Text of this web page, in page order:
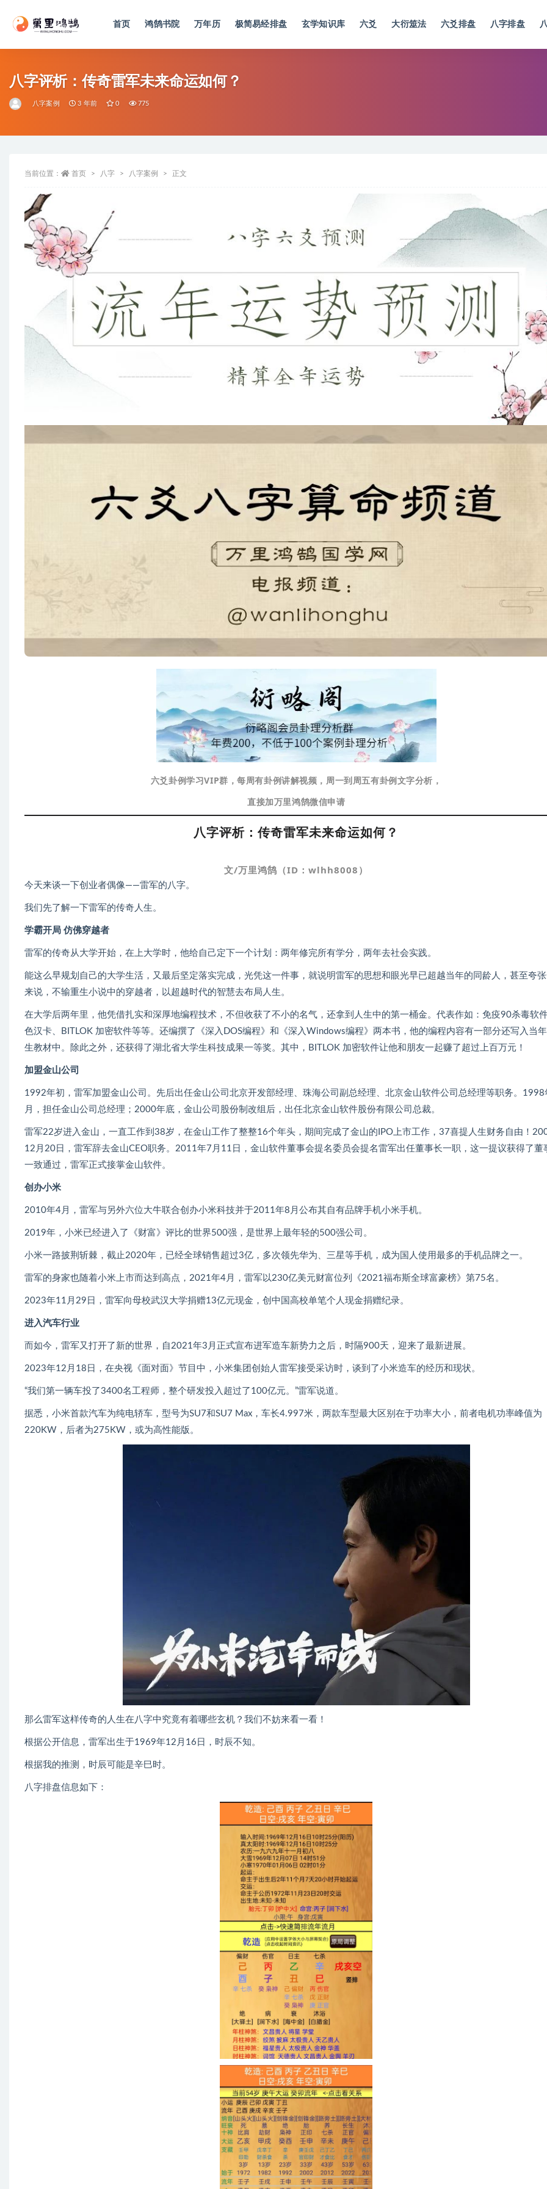
首页 鸿鹄书院 万年历 极简易经排盘 玄学知识库 六爻 大衍筮法 六爻排盘 八字排盘
八字评析：传奇雷军未来命运如何？
八字案例 3 年前 0 775
当前位置： 首页 八字 八字案例 正文
六爻卦例学习VIP群，每周有卦例讲解视频，周一到周五有卦例文字分析，
直接加万里鸿鹄微信申请
八字评析：传奇雷军未来命运如何？
文/万里鸿鹄（ID：wlhh8008）
今天来谈一下创业者偶像——雷军的八字。
我们先了解一下雷军的传奇人生。
学霸开局 仿佛穿越者
雷军的传奇从大学开始，在上大学时，他给自己定下一个计划：两年修完所有学分，两年去社会实践。
能这么早规划自己的大学生活，又最后坚定落实完成，光凭这一件事，就说明雷军的思想和眼光早已超越当年的同龄人，甚至夸
来说，不输重生小说中的穿越者，以超越时代的智慧去布局人生。
在大学后两年里，他凭借扎实和深厚地编程技术，不但收获了不小的名气，还拿到人生中的第一桶金。代表作如：免疫90杀毒软
色汉卡、BITLOK 加密软件等等。还编撰了《深入DOS编程》和《深入Windows编程》两本书，他的编程内容有一部分还写入当
生教材中。除此之外，还获得了湖北省大学生科技成果一等奖。其中，BITLOK 加密软件让他和朋友一起赚了超过上百万元！
加盟金山公司
1992年初，雷军加盟金山公司。先后出任金山公司北京开发部经理、珠海公司副总经理、北京金山软件公司总经理等职务。1998
月，担任金山公司总经理；2000年底，金山公司股份制改组后，出任北京金山软件股份有限公司总裁。
雷军22岁进入金山，一直工作到38岁，在金山工作了整整16个年头，期间完成了金山的IPO上市工作，37喜提人生财务自由！
12月20日，雷军辞去金山CEO职务。2011年7月11日，金山软件董事会提名委员会提名雷军出任董事长一职，这一提议获得了董
一致通过，雷军正式接掌金山软件。
创办小米
2010年4月，雷军与另外六位大牛联合创办小米科技并于2011年8月公布其自有品牌手机小米手机。
2019年，小米已经进入了《财富》评比的世界500强，是世界上最年轻的500强公司。
小米一路披荆斩棘，截止2020年，已经全球销售超过3亿，多次领先华为、三星等手机，成为国人使用最多的手机品牌之一。
雷军的身家也随着小米上市而达到高点，2021年4月，雷军以230亿美元财富位列《2021福布斯全球富豪榜》第75名。
2023年11月29日，雷军向母校武汉大学捐赠13亿元现金，创中国高校单笔个人现金捐赠纪录。
进入汽车行业
而如今，雷军又打开了新的世界，自2021年3月正式宣布进军造车新势力之后，时隔900天，迎来了最新进展。
2023年12月18日，在央视《面对面》节目中，小米集团创始人雷军接受采访时，谈到了小米造车的经历和现状。
“我们第一辆车投了3400名工程师，整个研发投入超过了100亿元。”雷军说道。
据悉，小米首款汽车为纯电轿车，型号为SU7和SU7 Max，车长4.997米，两款车型最大区别在于功率大小，前者电机功率峰值为
220KW，后者为275KW，或为高性能版。
那么雷军这样传奇的人生在八字中究竟有着哪些玄机？我们不妨来看一看！
根据公开信息，雷军出生于1969年12月16日，时辰不知。
根据我的推测，时辰可能是辛巳时。
八字排盘信息如下：